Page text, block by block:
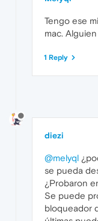
Tengo ese
mac.
1 Reply
diezi
@melyql
se pueda
¿Probaron
Se puede
bloqueador